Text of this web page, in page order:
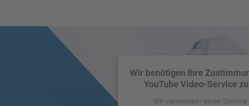
Wir benötigen Ihre
YouTube Video-Service
Wir verwenden einen Service